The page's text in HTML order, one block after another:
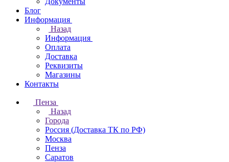
Блог
Информация
Назад
Информация
Оплата
Доставка
Реквизиты
Магазины
Контакты
Пенза
Назад
Города
Россия (Доставка ТК по РФ)
Москва
Пенза
Саратов